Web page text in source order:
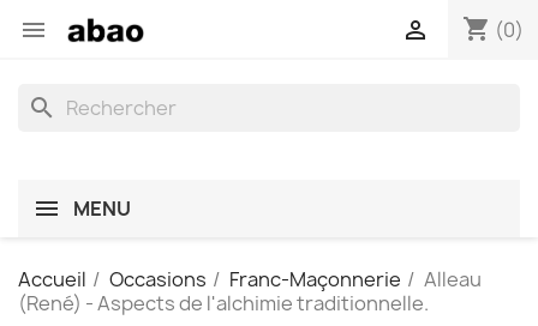
 shopping_cart (0)

search
MENU
Accueil Occasions Franc-Maçonnerie
Alleau
(René) - Aspects de l'alchimie traditionnelle.